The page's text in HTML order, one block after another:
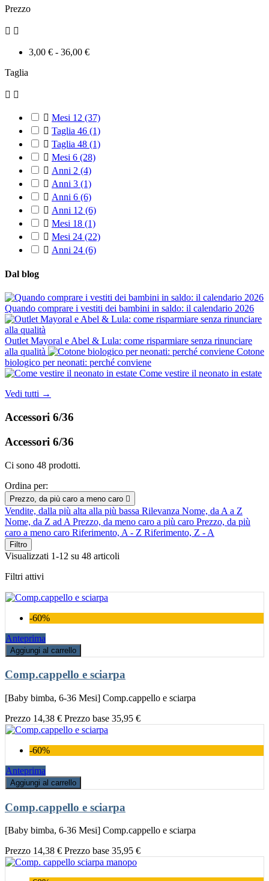
Prezzo
 
3,00 € - 36,00 €
Taglia
 
 Mesi 12 (37)
 Taglia 46 (1)
 Taglia 48 (1)
 Mesi 6 (28)
 Anni 2 (4)
 Anni 3 (1)
 Anni 6 (6)
 Anni 12 (6)
 Mesi 18 (1)
 Mesi 24 (22)
 Anni 24 (6)
Dal blog
Quando comprare i vestiti dei bambini in saldo: il calendario 2026
Outlet Mayoral e Abel & Lula: come risparmiare senza rinunciare
alla qualità
Cotone
biologico per neonati: perché conviene
Come vestire il neonato in estate
Vedi tutti →
Accessori 6/36
Accessori 6/36
Ci sono 48 prodotti.
Ordina per:
Prezzo, da più caro a meno caro 
Vendite, dalla più alta alla più bassa Rilevanza Nome, da A a Z
Nome, da Z ad A Prezzo, da meno caro a più caro Prezzo, da più
caro a meno caro Riferimento, A - Z Riferimento, Z - A
Filtro
Visualizzati 1-12 su 48 articoli
Filtri attivi
-60%
Anteprima
Aggiungi al carrello
Comp.cappello e sciarpa
[Baby bimba, 6-36 Mesi] Comp.cappello e sciarpa
Prezzo 14,38 € Prezzo base 35,95 €
-60%
Anteprima
Aggiungi al carrello
Comp.cappello e sciarpa
[Baby bimba, 6-36 Mesi] Comp.cappello e sciarpa
Prezzo 14,38 € Prezzo base 35,95 €